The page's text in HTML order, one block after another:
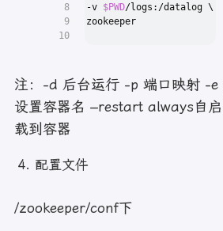
8
9
10
-v $PWD/logs:/datalog \
zookeeper
注：-d 后台运行 -p 端口映射 -e
设置容器名 –restart always自
载到容器
配置文件
/zookeeper/conf下